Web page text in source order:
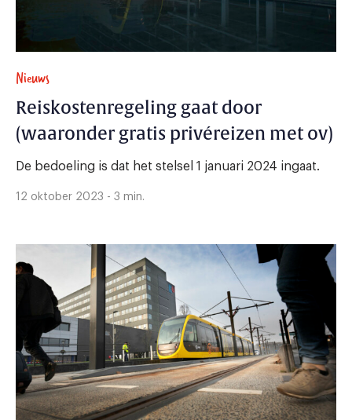
Nieuws
Reiskostenregeling gaat door
(waaronder gratis privéreizen met ov)
De bedoeling is dat het stelsel 1 januari 2024 ingaat.
12 oktober 2023 - 3 min.